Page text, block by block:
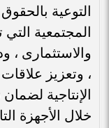
التوعية
المجتمعية
والاستثمارى ،
، وتعزيز
الإنتاجية
خلال الأجهزة